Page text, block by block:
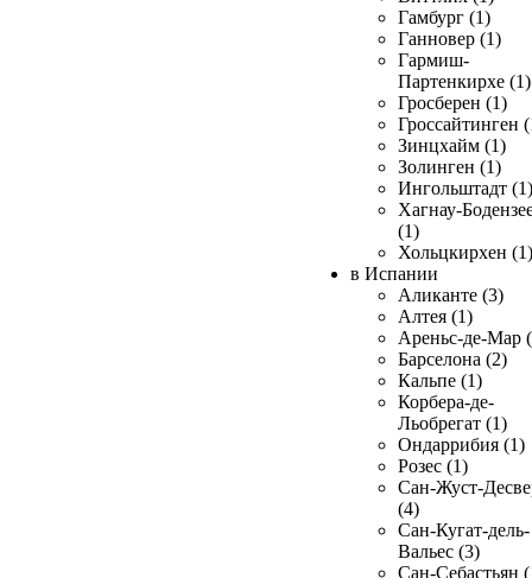
Гамбург (1)
Ганновер (1)
Гармиш-
Партенкирхе (1)
Гросберен (1)
Гроссайтинген
Зинцхайм (1)
Золинген (1)
Ингольштадт (1)
Хагнау-
(1)
Хольцкирхен (1)
в Испании
Аликанте (3)
Алтея (1)
Ареньс-де-Мар
Барселона (2)
Кальпе (1)
Корбера-де-
Льобрегат (1)
Ондаррибия (1)
Розес (1)
Сан-Жуст-
(4)
Сан-Кугат-дель-
Вальес (3)
Сан-Себастьян